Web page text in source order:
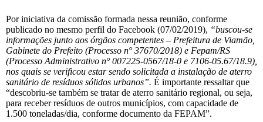
Por iniciativa da comissão formada nessa reunião, conforme
publicado no mesmo perfil do Facebook (07/02/2019), “buscou-se
informações junto aos órgãos competentes – Prefeitura de Viamão,
Gabinete do Prefeito (Processo n° 37670/2018) e Fepam/RS
(Processo Administrativo n° 007225-0567/18-0 e 7106-05.67/18.9),
nos quais se verificou estar sendo solicitada a instalação de aterro
sanitário de resíduos sólidos urbanos”. É importante ressaltar que
“descobriu-se também se tratar de aterro sanitário regional, ou seja,
para receber resíduos de outros municípios, com capacidade de
1.500 toneladas/dia, conforme documento da FEPAM”.